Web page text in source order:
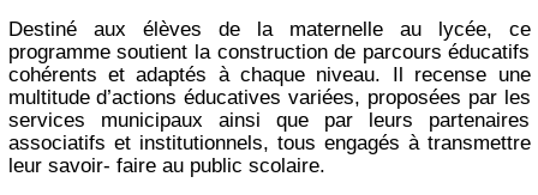
Destiné aux élèves de la maternelle au lycée, ce
programme soutient la construction de parcours éducatifs
cohérents et adaptés à chaque niveau. Il recense une
multitude d’actions éducatives variées, proposées par les
services municipaux ainsi que par leurs partenaires
associatifs et institutionnels, tous engagés à transmettre
leur savoir- faire au public scolaire.